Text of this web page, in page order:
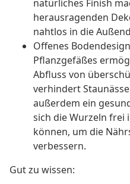
natürliches Finish
herausragenden
nahtlos in die
Offenes
Pflanzgefäßes
Abfluss von
verhindert
außerdem ein
sich die Wurzeln frei
können, um die
verbessern.
Gut zu wissen: